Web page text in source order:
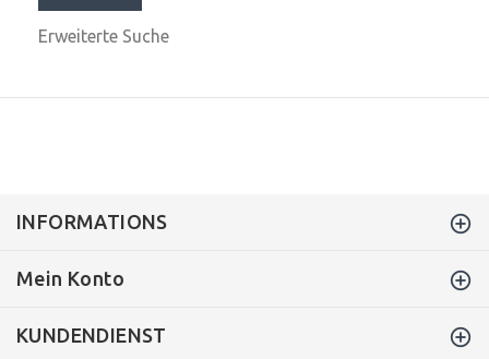
Erweiterte Suche
INFORMATIONS
Mein Konto
KUNDENDIENST